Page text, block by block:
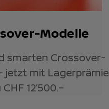
Modelle
smarten Crossover-
jetzt mit
12’500.–